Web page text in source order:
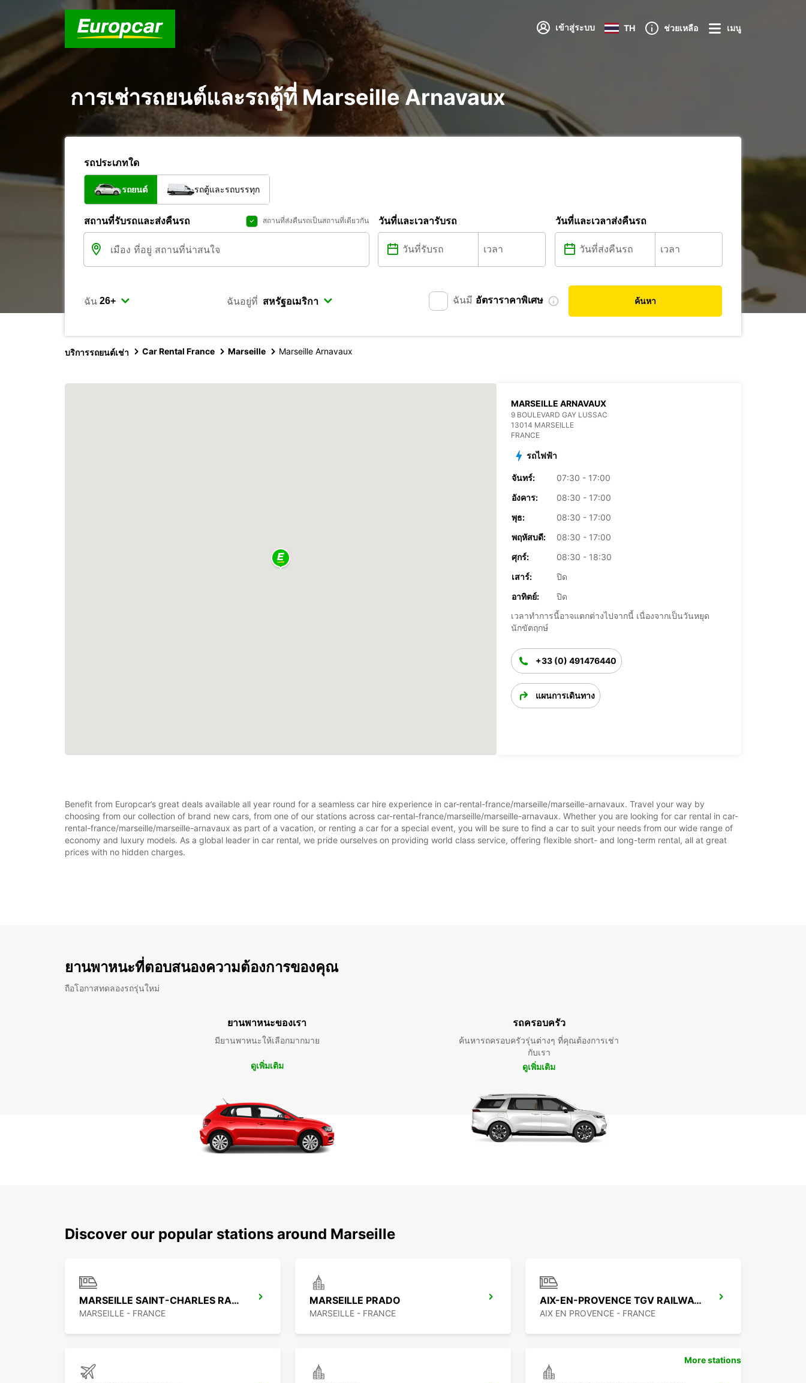
เข้าสู่ระบบ TH ช่วยเหลือ เมนู
การเช่ารถยนต์และรถตู้ที่ Marseille Arnavaux
รถประเภทใด
รถยนต์ รถตู้และรถบรรทุก
สถานที่รับรถและส่งคืนรถ สถานที่ส่งคืนรถเป็นสถานที่เดียวกัน วันที่และเวลารับรถ วันที่และเวลาส่งคืนรถ
ฉัน ฉันอยู่ที่ ฉันมี อัตราราคาพิเศษ ค้นหา
บริการรถยนต์เช่า Car Rental France Marseille Marseille Arnavaux
MARSEILLE ARNAVAUX
9 BOULEVARD GAY LUSSAC
13014 MARSEILLE
FRANCE
รถไฟฟ้า
จันทร์:
07:30 - 17:00
อังคาร:
08:30 - 17:00
พุธ:
08:30 - 17:00
พฤหัสบดี:
08:30 - 17:00
ศุกร์:
08:30 - 18:30
เสาร์:
ปิด
อาทิตย์:
ปิด
เวลาทำการนี้อาจแตกต่างไปจากนี้ เนื่องจากเป็นวันหยุด
นักขัตฤกษ์
+33 (0) 491476440
แผนการเดินทาง
Benefit from Europcar’s great deals available all year round for a seamless car hire experience in car-rental-france/marseille/marseille-arnavaux. Travel your way by
choosing from our collection of brand new cars, from one of our stations across car-rental-france/marseille/marseille-arnavaux. Whether you are looking for car rental in car-
rental-france/marseille/marseille-arnavaux as part of a vacation, or renting a car for a special event, you will be sure to find a car to suit your needs from our wide range of
economy and luxury models. As a global leader in car rental, we pride ourselves on providing world class service, offering flexible short- and long-term rental, all at great
prices with no hidden charges.
ยานพาหนะที่ตอบสนองความต้องการของคุณ
ถือโอกาสทดลองรถรุ่นใหม่
ยานพาหนะของเรา
มียานพาหนะให้เลือกมากมาย
ดูเพิ่มเติม
รถครอบครัว
ค้นหารถครอบครัวรุ่นต่างๆ ที่คุณต้องการเช่า
กับเรา
ดูเพิ่มเติม
Discover our popular stations around Marseille
MARSEILLE SAINT-CHARLES RAILWAY STATION
MARSEILLE - FRANCE
MARSEILLE PRADO
MARSEILLE - FRANCE
AIX-EN-PROVENCE TGV RAILWAY STATION
AIX EN PROVENCE - FRANCE
More stations